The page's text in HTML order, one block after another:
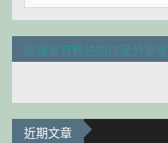
這裡會有較快的作品分享喔
近期文章